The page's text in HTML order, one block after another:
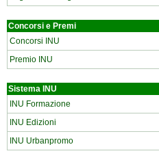
Concorsi e Premi
Concorsi INU
Premio INU
Sistema INU
INU Formazione
INU Edizioni
INU Urbanpromo